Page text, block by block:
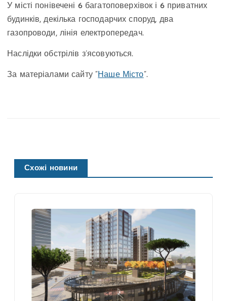
У місті понівечені 6 багатоповерхівок і 6 приватних
будинків, декілька господарчих споруд, два
газопроводи, лінія електропередач.
Наслідки обстрілів з’ясовуються.
За матеріалами сайту “Наше Місто“.
Схожі новини